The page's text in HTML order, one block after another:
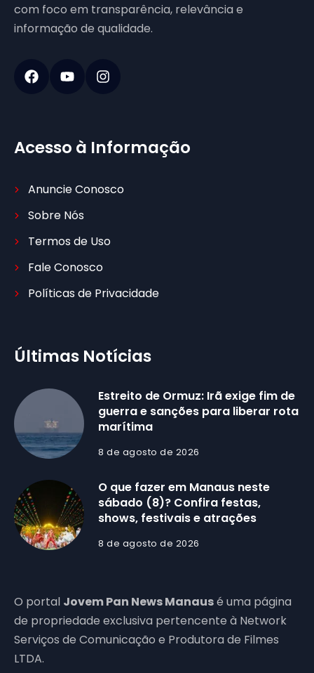
com foco em transparência, relevância e
informação de qualidade.
Acesso à Informação
Anuncie Conosco
Sobre Nós
Termos de Uso
Fale Conosco
Políticas de Privacidade
Últimas Notícias
Estreito de Ormuz: Irã exige fim de
guerra e sanções para liberar rota
marítima
8 de agosto de 2026
O que fazer em Manaus neste
sábado (8)? Confira festas,
shows, festivais e atrações
8 de agosto de 2026
O portal Jovem Pan News Manausé uma página
de propriedade exclusiva pertencente à Network
Serviços de Comunicação e Produtora de Filmes
LTDA.